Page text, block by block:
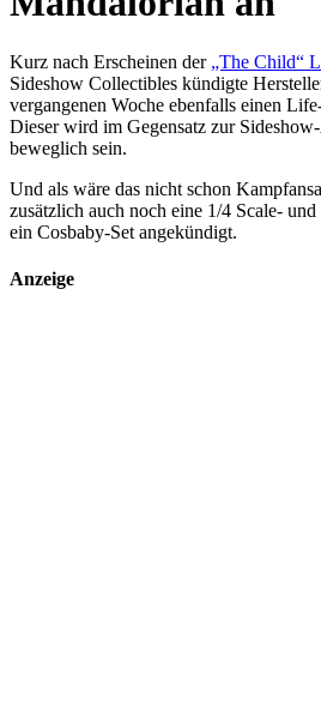
Kurz nach Erscheinen der „The Child“
Sideshow Collectibles kündigte
vergangenen Woche ebenfalls einen
Dieser wird im Gegensatz zur
beweglich sein.
Und als wäre das nicht schon
zusätzlich auch noch eine 1/4 Scale-
ein Cosbaby-Set angekündigt.
Anzeige